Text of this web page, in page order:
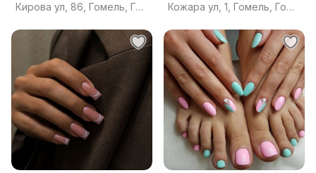
Кирова ул, 86, Гомель, Гомельская область
Кожара ул, 1, Гомель, Гомельская область